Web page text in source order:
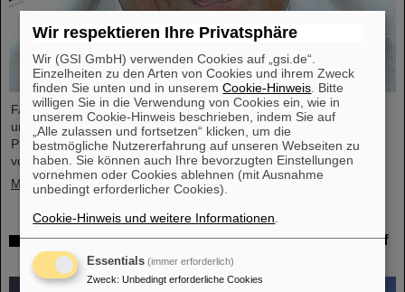
FAIR und GSI trauern um einen herausragenden Wissenschaftler
und einen der Wegbereiter für das FAIR-Projekt. Der indische
Physiker Bikash Sinha ist am 11. August im Alter von 78 Jahren
von uns gegangen.
Mehr »
25 Jahre Tumortherapie: Präzise Waffen im Kampf
gegen den Krebs
Wir respektieren Ihre Privatsphäre
Wir (GSI GmbH) verwenden Cookies auf „gsi.de“.
Einzelheiten zu den Arten von Cookies und ihrem Zweck
finden Sie unten und in unseremCookie-Hinweis . Bitte
willigen Sie in die Verwendung von Cookies ein, wie in
unserem Cookie-Hinweis beschrieben, indem Sie auf
„Alle zulassen und fortsetzen“ klicken, um die
bestmögliche Nutzererfahrung auf unseren Webseiten zu
haben. Sie können auch Ihre bevorzugten Einstellungen
vornehmen oder Cookies ablehnen (mit Ausnahme
unbedingt erforderlicher Cookies).
Cookie-Hinweis und weitere Informationen
Essentials (immer erforderlich)
Zweck: Unbedingt erforderliche Cookies